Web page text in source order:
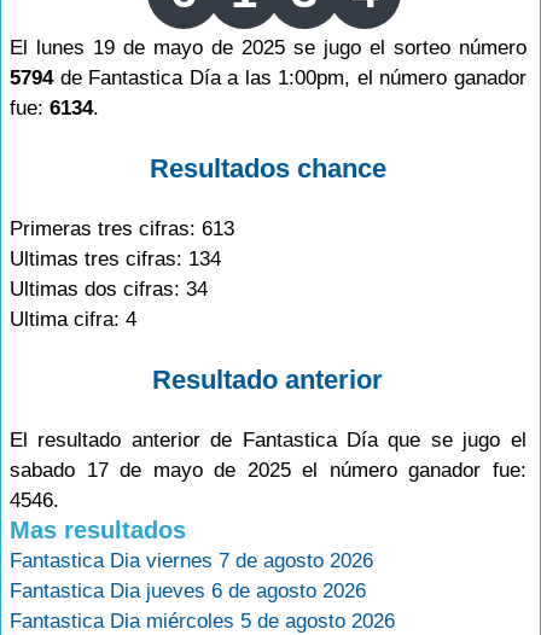
El lunes 19 de mayo de 2025 se jugo el sorteo número
5794de Fantastica Día a las 1:00pm, el número ganador
fue: 6134.
Resultados chance
Primeras tres cifras: 613
Ultimas tres cifras: 134
Ultimas dos cifras: 34
Ultima cifra: 4
Resultado anterior
El resultado anterior de Fantastica Día que se jugo el
sabado 17 de mayo de 2025 el número ganador fue:
4546.
Mas resultados
Fantastica Dia viernes 7 de agosto 2026
Fantastica Dia jueves 6 de agosto 2026
Fantastica Dia miércoles 5 de agosto 2026